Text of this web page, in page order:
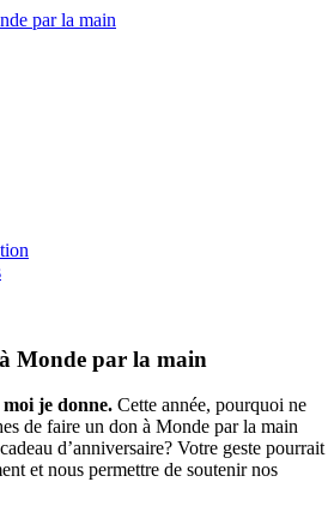
par la main
Monde par la main
je donne. Cette année, pourquoi ne
de faire un don à Monde par la main
d’anniversaire? Votre geste pourrait
et nous permettre de soutenir nos